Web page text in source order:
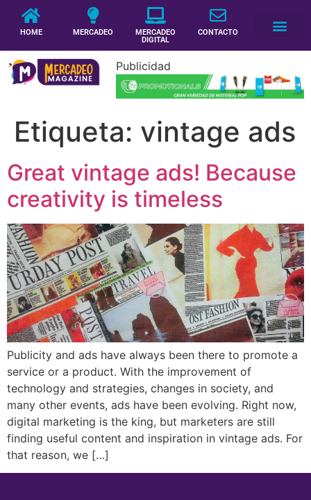
HOME MERCADEO
MERCADEO
DIGITAL
CONTACTO
Publicidad
Etiqueta: vintage ads
Great vintage ads! Because
creativity is timeless
Publicity and ads have always been there to promote a
service or a product. With the improvement of
technology and strategies, changes in society, and
many other events, ads have been evolving. Right now,
digital marketing is the king, but marketers are still
finding useful content and inspiration in vintage ads. For
that reason, we […]